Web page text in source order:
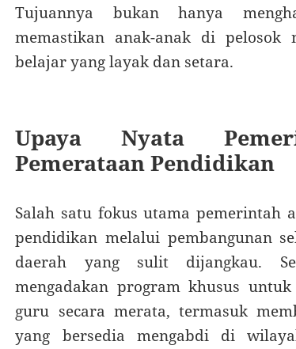
Tujuannya bukan hanya
memastikan anak-anak di pelosok
belajar yang layak dan setara.
Upaya Nyata
Pemerataan Pendidikan
Salah satu fokus utama pemerintah
pendidikan melalui pembangunan
daerah yang sulit dijangkau.
mengadakan program khusus
guru secara merata, termasuk
yang bersedia mengabdi di